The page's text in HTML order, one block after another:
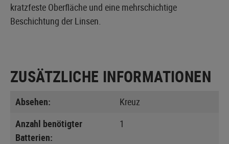
kratzfeste Oberfläche und eine mehrschichtige
Beschichtung der Linsen.
ZUSÄTZLICHE INFORMATIONEN
Absehen:
Kreuz
Anzahl benötigter
Batterien:
1